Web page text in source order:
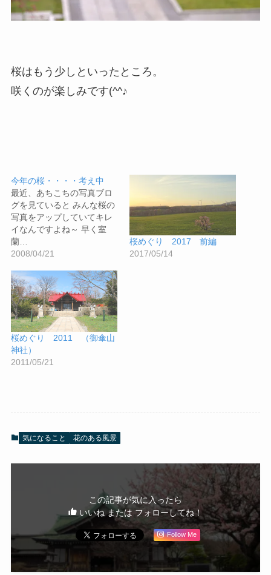
桜はもう少しといったところ。
咲くのが楽しみです(^^♪
今年の桜・・・・考え中
最近、あちこちの写真ブロ
グを見ていると みんな桜の
写真をアップしていてキレ
イなんですよね～ 早く室
蘭…
2008/04/21
桜めぐり 2017 前編
2017/05/14
桜めぐり 2011 （御傘山
神社）
2011/05/21
気になること 花のある風景
この記事が気に入ったら
いいね または フォローしてね！
Follow Me